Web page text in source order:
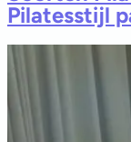
Pilatesstijl